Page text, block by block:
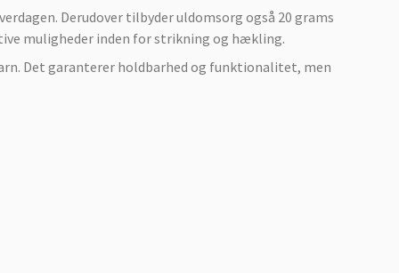
Derudover tilbyder uldomsorg også 20 grams
muligheder inden for strikning og hækling.
Det garanterer holdbarhed og funktionalitet, men